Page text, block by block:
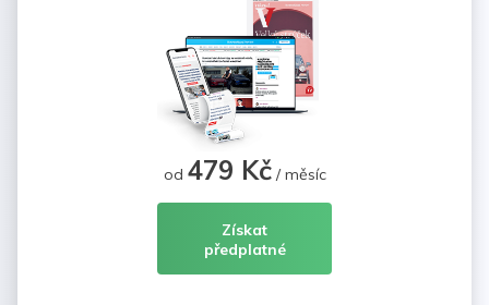
od 479 Kč/ měsíc
Získat
předplatné